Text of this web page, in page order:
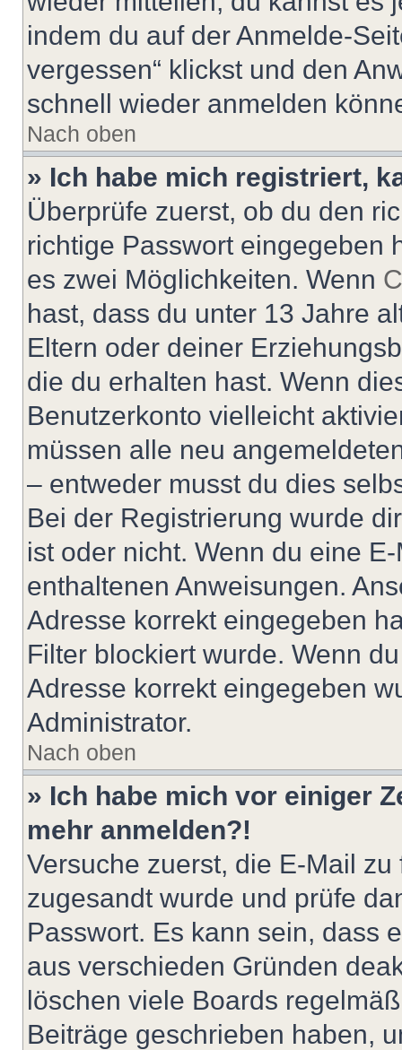
indem du auf der Anmelde-
vergessen“ klickst und den
schnell wieder anmelden
Nach oben
» Ich habe mich registriert,
Überprüfe zuerst, ob du den
richtige Passwort eingegeben
es zwei Möglichkeiten. Wenn
hast, dass du unter 13 Jahre
Eltern oder deiner
die du erhalten hast. Wenn
Benutzerkonto vielleicht
müssen alle neu
– entweder musst du dies
Bei der Registrierung wurde
ist oder nicht. Wenn du eine
enthaltenen Anweisungen.
Adresse korrekt eingegeben
Filter blockiert wurde. Wenn
Adresse korrekt eingegeben
Administrator.
Nach oben
» Ich habe mich vor einiger
mehr anmelden?!
Versuche zuerst, die E-Mail
zugesandt wurde und prüfe
Passwort. Es kann sein, dass
aus verschieden Gründen
löschen viele Boards
Beiträge geschrieben haben,